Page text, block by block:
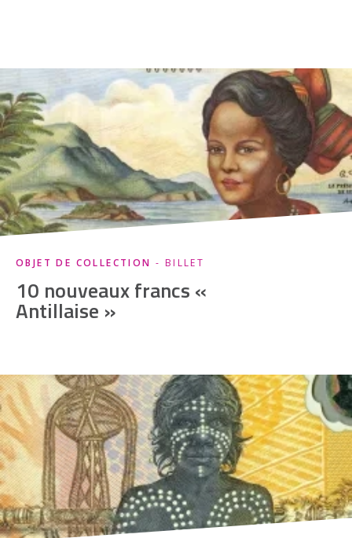
OBJET DE COLLECTION - BILLET
10 nouveaux francs «
Antillaise »